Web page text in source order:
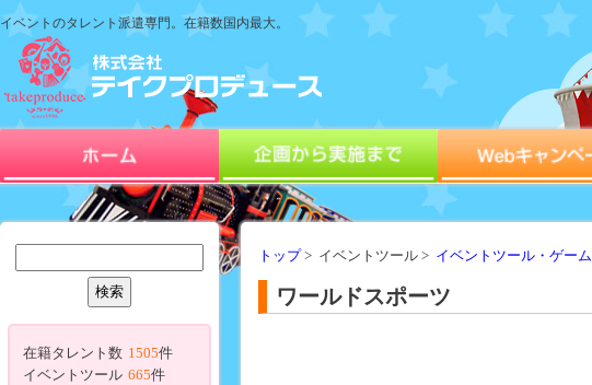
イベントのタレント派遣専門。在籍数国内最大。
トップ> イベントツール > イベントツール・ゲーム
ワールドスポーツ
在籍タレント数 1505件
イベントツール 665件